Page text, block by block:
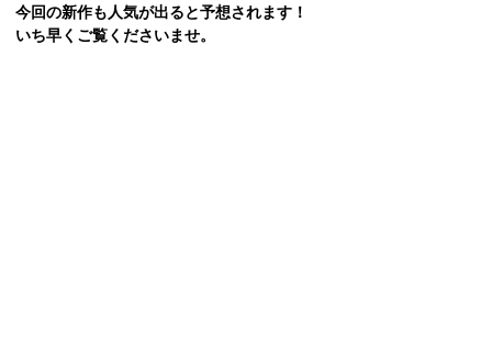
今回の新作も人気が出ると予想されます！
いち早くご覧くださいませ。